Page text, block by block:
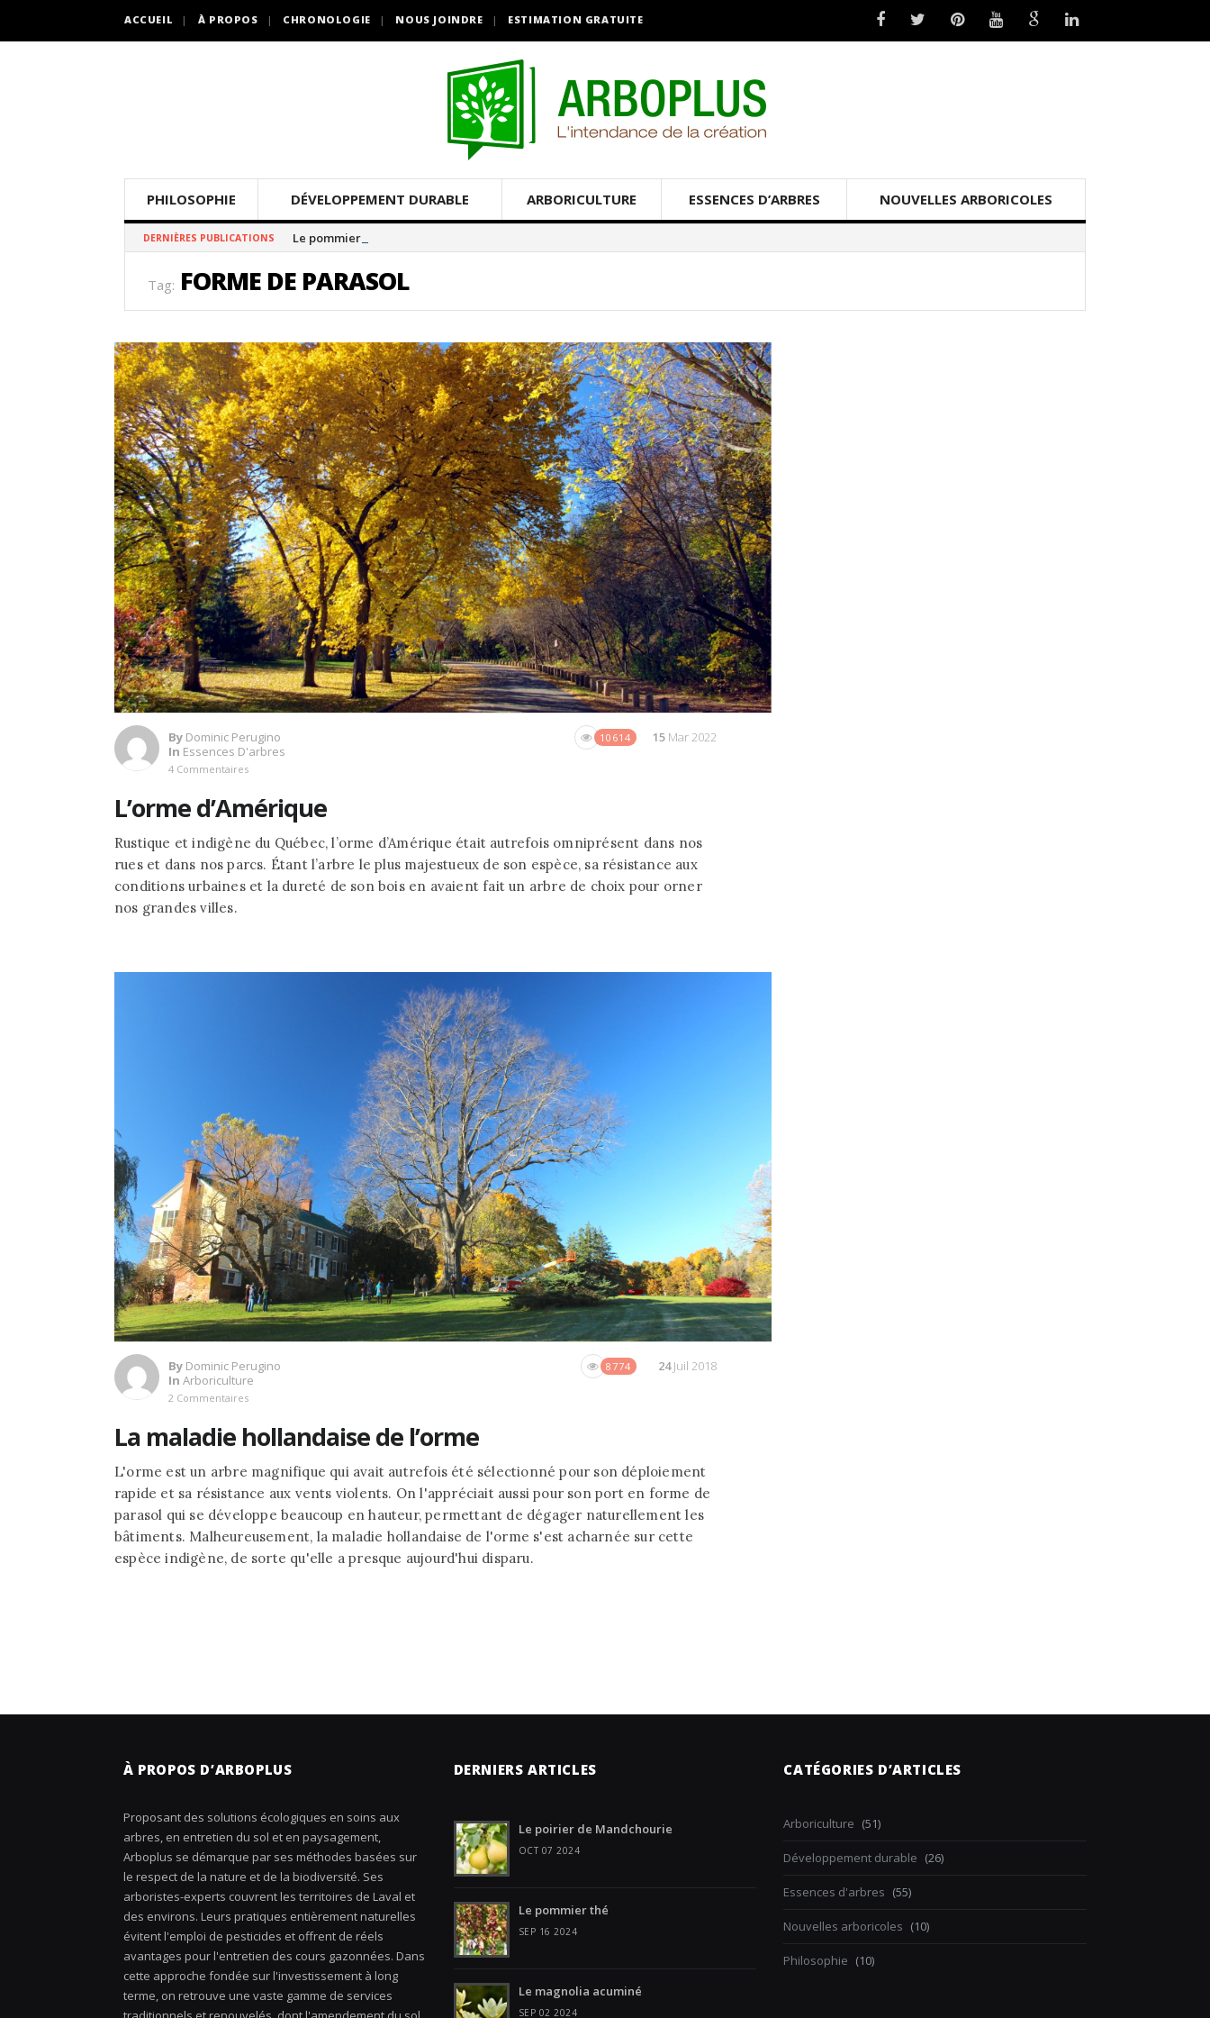
ACCUEIL À PROPOS CHRONOLOGIE NOUS JOINDRE ESTIMATION GRATUITE
PHILOSOPHIE DÉVELOPPEMENT DURABLE ARBORICULTURE ESSENCES D’ARBRES NOUVELLES ARBORICOLES
DERNIÈRES PUBLICATIONS Le pommier thé
Tag: FORME DE PARASOL
By Dominic Perugino
In Essences D'arbres
4 Commentaires
10614 15 Mar 2022
L’orme d’Amérique
Rustique et indigène du Québec, l’orme d’Amérique était autrefois omniprésent dans nos
rues et dans nos parcs. Étant l’arbre le plus majestueux de son espèce, sa résistance aux
conditions urbaines et la dureté de son bois en avaient fait un arbre de choix pour orner
nos grandes villes.
By Dominic Perugino
In Arboriculture
2 Commentaires
8774 24Juil 2018
La maladie hollandaise de l’orme
L'orme est un arbre magnifique qui avait autrefois été sélectionné pour son déploiement
rapide et sa résistance aux vents violents. On l'appréciait aussi pour son port en forme de
parasol qui se développe beaucoup en hauteur, permettant de dégager naturellement les
bâtiments. Malheureusement, la maladie hollandaise de l'orme s'est acharnée sur cette
espèce indigène, de sorte qu'elle a presque aujourd'hui disparu.
À PROPOS D’ARBOPLUS
Proposant des solutions écologiques en soins aux
arbres, en entretien du sol et en paysagement,
Arboplus se démarque par ses méthodes basées sur
le respect de la nature et de la biodiversité. Ses
arboristes-experts couvrent les territoires de Laval et
des environs. Leurs pratiques entièrement naturelles
évitent l'emploi de pesticides et offrent de réels
avantages pour l'entretien des cours gazonnées. Dans
cette approche fondée sur l'investissement à long
terme, on retrouve une vaste gamme de services
DERNIERS ARTICLES
Le poirier de Mandchourie
OCT 07 2024
Le pommier thé
SEP 16 2024
Le magnolia acuminé
SEP 02 2024
CATÉGORIES D’ARTICLES
Arboriculture (51)
Développement durable (26)
Essences d'arbres (55)
Nouvelles arboricoles (10)
Philosophie (10)